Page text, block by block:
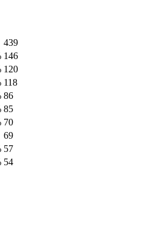
439
146
120
118
86
85
70
69
57
54